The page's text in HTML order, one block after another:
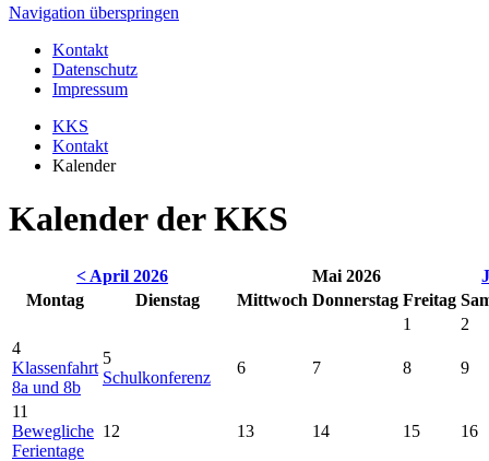
Navigation überspringen
Kontakt
Datenschutz
Impressum
KKS
Kontakt
Kalender
Kalender der KKS
< April 2026 Mai 2026
Montag
Dienstag Mittwoch Donnerstag Freitag
1
2
4
Klassenfahrt
8a und 8b
5
Schulkonferenz
6 7 8 9
11
Bewegliche
Ferientage
12 13 14 15 16